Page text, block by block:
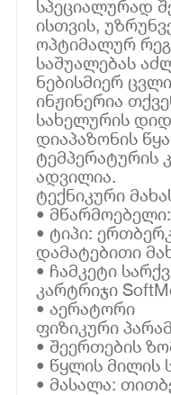
სპეციალურად
ისთვის,
ოპტიმალურ
საშუალებას
ნებისმიერ
ინჟინერია
სახელურის
დიაპაზონის
ადვილია.
ტექნიკური
•
• ტიპი:
დამატებითი
• ჩამკეტი
კარტრიჯი
• აერატორი
ფიზიკური
• შეერთების
• წყლის მილის
• მასალა: